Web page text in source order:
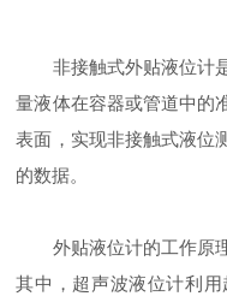
非接触式外贴液位计是
量液体在容器或管道中的
表面，实现非接触式液位
的数据。
外贴液位计的工作原理
其中，超声波液位计利